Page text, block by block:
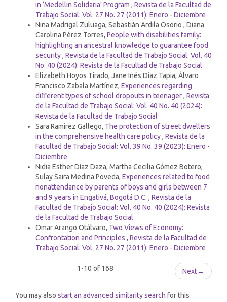
in ‘Medellin Solidaria’ Program , Revista de la Facultad de
Trabajo Social: Vol. 27 No. 27 (2011): Enero - Diciembre
Nina Madrigal Zuluaga, Sebastián Ardila Osorio , Diana
Carolina Pérez Torres, People with disabilities family:
highlighting an ancestral knowledge to guarantee food
security, Revista de la Facultad de Trabajo Social: Vol. 40
No. 40 (2024): Revista de la Facultad de Trabajo Social
Elizabeth Hoyos Tirado, Jane Inés Díaz Tapia, Álvaro
Francisco Zabala Martínez, Experiences regarding
different types of school dropouts in teenager, Revista
de la Facultad de Trabajo Social: Vol. 40 No. 40 (2024):
Revista de la Facultad de Trabajo Social
Sara Ramírez Gallego, The protection of street dwellers
in the comprehensive health care policy, Revista de la
Facultad de Trabajo Social: Vol. 39 No. 39 (2023): Enero -
Diciembre
Nidia Esther Díaz Daza, Martha Cecilia Gómez Botero,
Sulay Saira Medina Poveda, Experiences related to food
nonattendance by parents of boys and girls between 7
and 9 years in Engativá, Bogotá D.C. , Revista de la
Facultad de Trabajo Social: Vol. 40 No. 40 (2024): Revista
de la Facultad de Trabajo Social
Omar Arango Otálvaro, Two Views of Economy:
Confrontation and Principles , Revista de la Facultad de
Trabajo Social: Vol. 27 No. 27 (2011): Enero - Diciembre
1-10 of 168 Next→
You may also start an advanced similarity search for this